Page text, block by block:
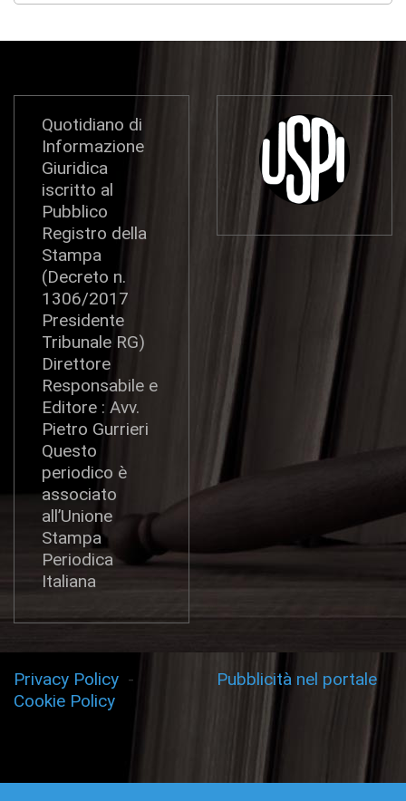
Quotidiano di
Informazione
Giuridica
iscritto al
Pubblico
Registro della
Stampa
(Decreto n.
1306/2017
Presidente
Tribunale RG)
Direttore
Responsabile e
Editore : Avv.
Pietro Gurrieri
Questo
periodico è
associato
all’Unione
Stampa
Periodica
Italiana
Privacy Policy -
Cookie Policy
Pubblicità nel portale